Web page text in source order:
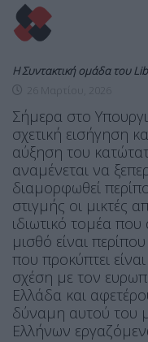
Η Συντακτική ομάδα του
Σήμερα στο
σχετική εισήγηση
αύξηση του
αναμένεται να
διαμορφωθεί
στιγμής οι μικτές
ιδιωτικό τομέα
μισθό είναι
που προκύπτει
σχέση με τον
Ελλάδα και
δύναμη αυτού του
Ελλήνων